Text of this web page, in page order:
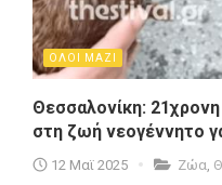
ΟΛΟΙ ΜΑΖΙ
Θεσσαλονίκη:
στη ζωή νεογέννητο
12 Μαϊ 2025 Ζώα